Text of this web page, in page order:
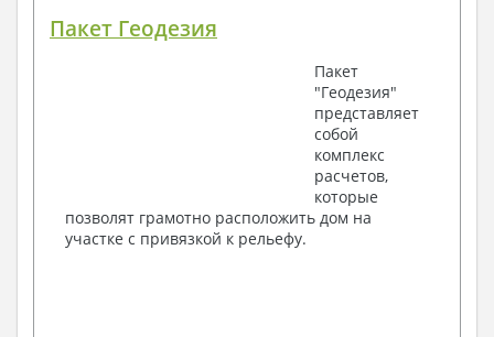
Пакет Геодезия
Пакет
"Геодезия"
представляет
собой
комплекс
расчетов,
которые
позволят грамотно расположить дом на
участке с привязкой к рельефу.